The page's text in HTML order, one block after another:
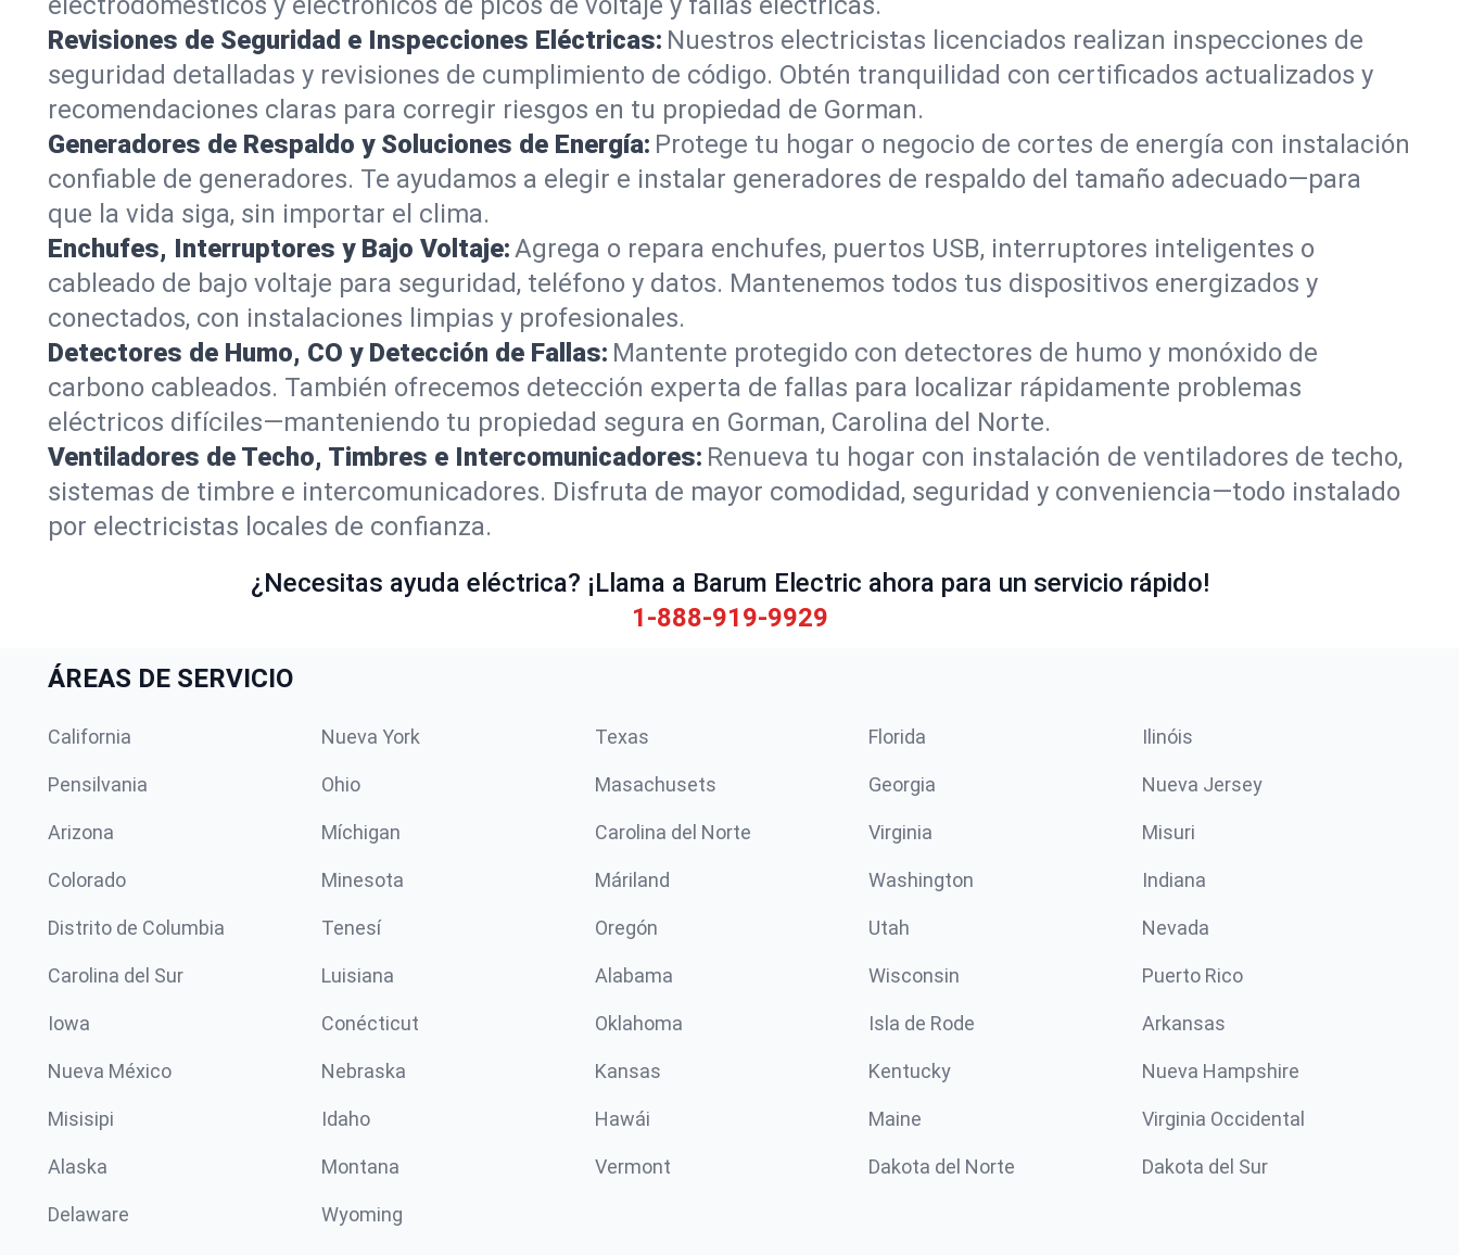
Revisiones de Seguridad e Inspecciones Eléctricas: Nuestros electricistas licenciados realizan inspecciones de
seguridad detalladas y revisiones de cumplimiento de código. Obtén tranquilidad con certificados actualizados y
recomendaciones claras para corregir riesgos en tu propiedad de Gorman.
Generadores de Respaldo y Soluciones de Energía: Protege tu hogar o negocio de cortes de energía con instalación
confiable de generadores. Te ayudamos a elegir e instalar generadores de respaldo del tamaño adecuado—para
que la vida siga, sin importar el clima.
Enchufes, Interruptores y Bajo Voltaje:Agrega o repara enchufes, puertos USB, interruptores inteligentes o
cableado de bajo voltaje para seguridad, teléfono y datos. Mantenemos todos tus dispositivos energizados y
conectados, con instalaciones limpias y profesionales.
Detectores de Humo, CO y Detección de Fallas: Mantente protegido con detectores de humo y monóxido de
carbono cableados. También ofrecemos detección experta de fallas para localizar rápidamente problemas
eléctricos difíciles—manteniendo tu propiedad segura en Gorman, Carolina del Norte.
Ventiladores de Techo, Timbres e Intercomunicadores: Renueva tu hogar con instalación de ventiladores de techo,
sistemas de timbre e intercomunicadores. Disfruta de mayor comodidad, seguridad y conveniencia—todo instalado
por electricistas locales de confianza.
¿Necesitas ayuda eléctrica? ¡Llama a Barum Electric ahora para un servicio rápido!
1-888-919-9929
ÁREAS DE SERVICIO
California Nueva York Texas Florida Ilinóis
Pensilvania Ohio Masachusets Georgia Nueva Jersey
Arizona Míchigan Carolina del Norte Virginia Misuri
Colorado Minesota Máriland Washington Indiana
Distrito de Columbia Tenesí Oregón Utah Nevada
Carolina del Sur Luisiana Alabama Wisconsin Puerto Rico
Iowa Conécticut Oklahoma Isla de Rode Arkansas
Nueva México Nebraska Kansas Kentucky Nueva Hampshire
Misisipi Idaho Hawái Maine Virginia Occidental
Alaska Montana Vermont Dakota del Norte Dakota del Sur
Delaware Wyoming